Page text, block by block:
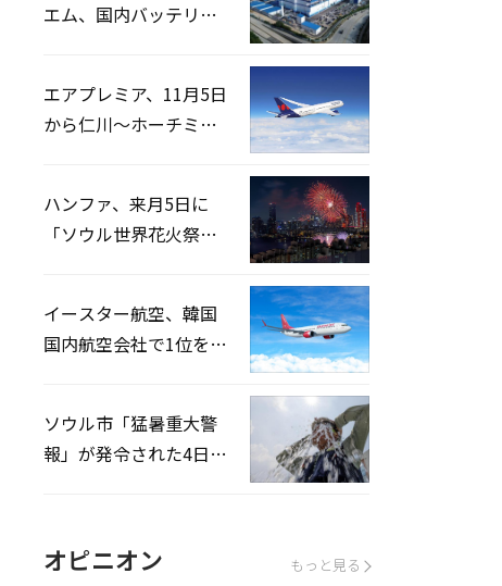
エム、国内バッテリー
エアプレミア、11月5日
から仁川〜ホーチミン
ハンファ、来月5日に
「ソウル世界花火祭り
イースター航空、韓国
国内航空会社で1位を記
ソウル市「猛暑重大警
報」が発令された4日、
オピニオン もっと見る